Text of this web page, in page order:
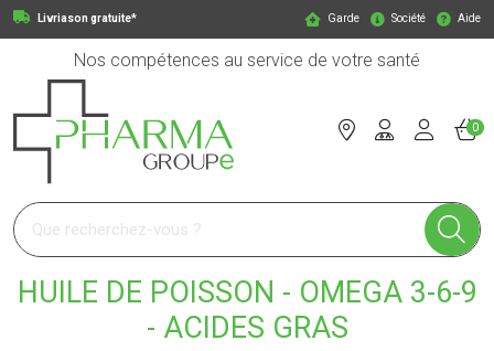
Livriason gratuite* Garde Société Aide
Nos compétences au service de votre santé
Pharmagroupe Votre pharmacie en ligne à votre service
0
HUILE DE POISSON - OMEGA 3-6-9
- ACIDES GRAS